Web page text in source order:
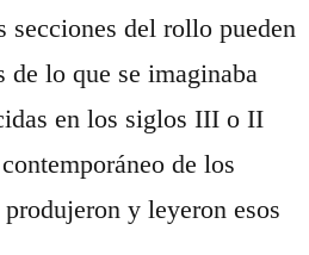
secciones del rollo pueden
de lo que se imaginaba
en los siglos III o II
de los
y leyeron esos